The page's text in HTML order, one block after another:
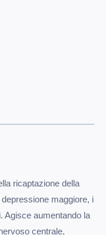
ricaptazione della
maggiore, i
Agisce aumentando la
centrale,